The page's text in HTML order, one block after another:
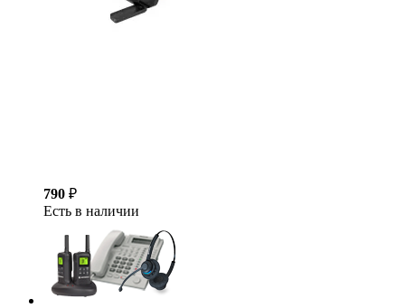
790 ₽
Есть в наличии